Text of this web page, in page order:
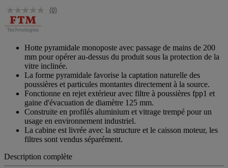
(0)
Hotte pyramidale monoposte avec passage de mains de 200
mm pour opérer au-dessus du produit sous la protection de la
vitre inclinée.
La forme pyramidale favorise la captation naturelle des
poussières et particules montantes directement à la source.
Fonctionne en rejet extérieur avec filtre à poussières fpp1 et
gaine d'évacuation de diamètre 125 mm.
Construite en profilés aluminium et vitrage trempé pour un
usage en environnement industriel.
La cabine est livrée avec la structure et le caisson moteur, les
filtres sont vendus séparément.
Description complète